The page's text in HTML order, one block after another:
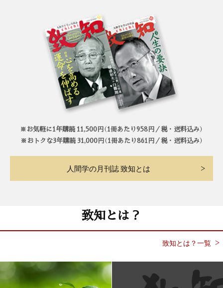
※お気軽に1年購読 11,500円（1冊あたり958円／税・送料込み）
※おトクな3年購読 31,000円（1冊あたり861円／税・送料込み）
人間学の月刊誌 致知とは
致知とは？
致知とは？一覧